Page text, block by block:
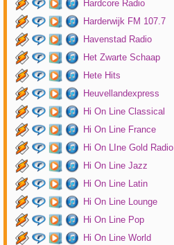
Hardcore Radio
Harderwijk FM 107.7
Havenstad Radio
Het Zwarte Schaap
Hete Hits
Heuvellandexpress
Hi On Line Classical
Hi On Line France
Hi On LIne Gold Radio
Hi On Line Jazz
Hi On Line Latin
Hi On Line Lounge
Hi On Line Pop
Hi On Line World